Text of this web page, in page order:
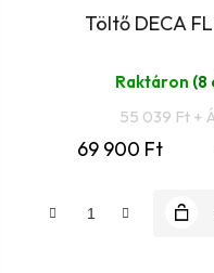
Töltő DECA
Raktáron (8
55 039 Ft +
69 900 Ft